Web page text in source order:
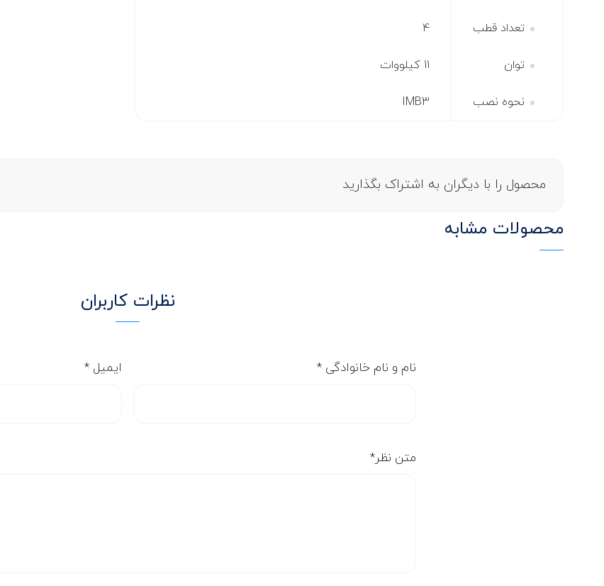
تعداد قطب 4
توان 11 کیلووات
نحوه نصب IMB3
محصول را با دیگران به اشتراک بگذارید
محصولات مشابه
نظرات کاربران
نام و نام خانوادگی* ایمیل*
متن نظر*